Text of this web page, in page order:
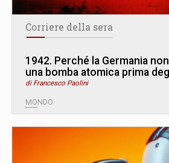
Corriere della sera
1942. Perché la Germania
una bomba atomica prima
di Francesco Paolini
MONDO